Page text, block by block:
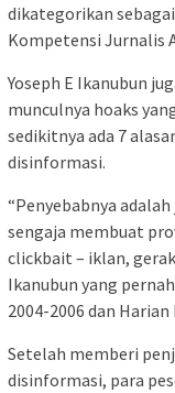
dikategorikan
Kompetensi Jurnalis
Yoseph E Ikanubun
munculnya hoaks
sedikitnya ada 7
disinformasi.
“Penyebabnya
sengaja membuat
clickbait – iklan,
Ikanubun yang
2004-2006 dan
Setelah memberi
disinformasi, para